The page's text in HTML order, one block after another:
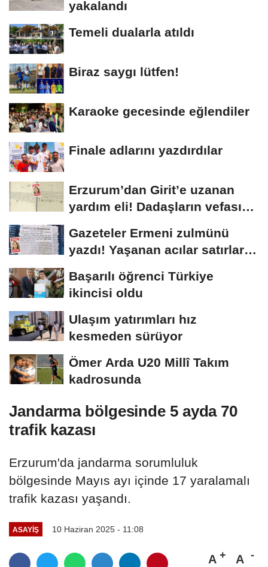
yakalandı
Temeli dualarla atıldı
Biraz saygı lütfen!
Karaoke gecesinde eğlendiler
Finale adlarını yazdırdılar
Erzurum’dan Girit’e uzanan
yardım eli! Dadaşların vefası
Gazeteler Ermeni zulmünü
yazdı! Yaşanan acılar satırlara
Başarılı öğrenci Türkiye
ikincisi oldu
Ulaşım yatırımları hız
kesmeden sürüyor
Ömer Arda U20 Millî Takım
kadrosunda
Jandarma bölgesinde 5 ayda 70
trafik kazası
Erzurum'da jandarma sorumluluk
bölgesinde Mayıs ayı içinde 17 yaralamalı
trafik kazası yaşandı.
ASAYİŞ 10 Haziran 2025 - 11:08
A A